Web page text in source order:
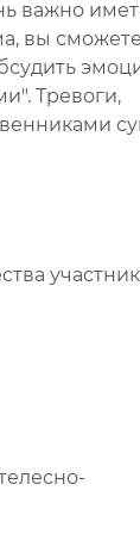
важно
вы
Тревоги,